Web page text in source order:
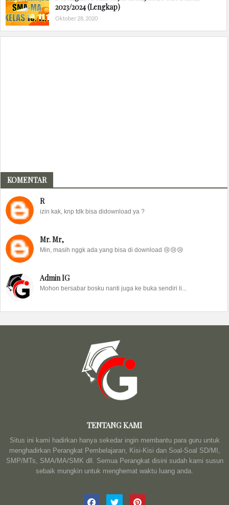
2023/2024 (Lengkap)
Oktober 28, 2020
KOMENTAR
R
izin kak, knp tdk bisa didownload ya ?
Mr. Mr,
Min, masih nggk ada yang bisa di download 😢😢😢
Admin IG
Mohon bersabar bosku nanti juga ke buka sendiri li...
TENTANG KAMI
Situs ini kami hadirkan hanya sekedar ingin membantu para guru untuk
menghadirkan Perangkat Pembelajaran, Kisi-Kisi dan Soal-Soal SD/MI,
SMP/MTs, SMA/MA/SMK dll. Semua Perangkat disini sudah kami susun
sebaik mungkin untuk menghemat waktu luang anda.